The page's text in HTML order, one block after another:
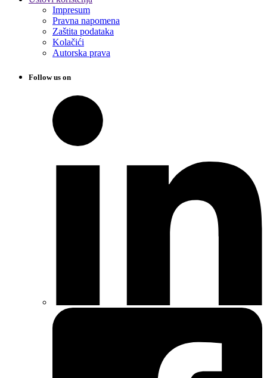
Impresum
Pravna napomena
Zaštita podataka
Kolačići
Autorska prava
Follow us on